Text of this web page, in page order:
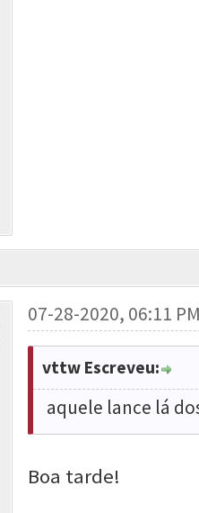
07-28-2020, 06:11
vttw Escreveu:
aquele lance lá
Boa tarde!